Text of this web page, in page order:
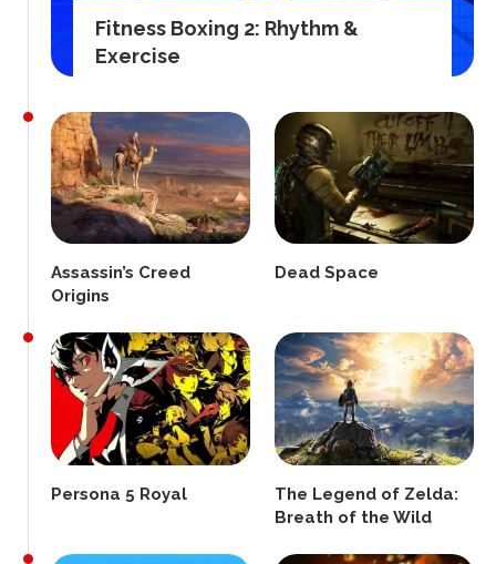
Fitness Boxing 2: Rhythm &
Exercise
Assassin’s Creed
Origins
Dead Space
Persona 5 Royal
The Legend of Zelda:
Breath of the Wild